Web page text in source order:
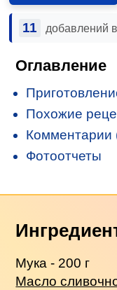
11 добавлений
Оглавление
Похожие
Комментарии
Фотоотчеты
Мука - 200 г
Масло